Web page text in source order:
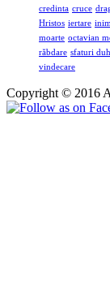
credinta cruce
Hristos iertare
moarte octavian
răbdare sfaturi
vindecare
Copyright © 2016